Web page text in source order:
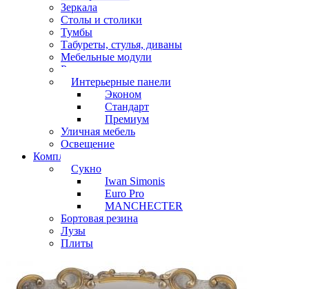
Зеркала
Столы и столики
Тумбы
Табуреты, стулья, диваны
Мебельные модули
Рамы под картины
Интерьерные панели
Эконом
Стандарт
Премиум
Уличная мебель
Освещение
Комплектующие
Сукно
Iwan Simonis
Euro Pro
MANCHECTER
Бортовая резина
Лузы
Плиты